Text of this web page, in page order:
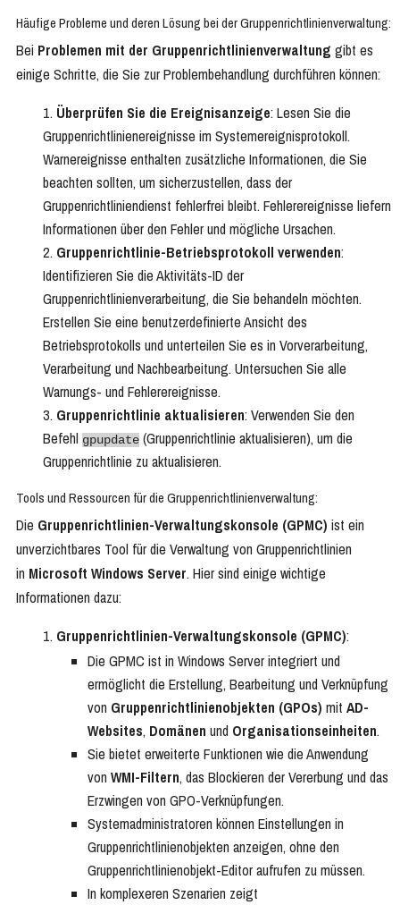
Häufige Probleme und deren Lösung bei der Gruppenrichtlinienverwaltung:
Bei Problemen mit der Gruppenrichtlinienverwaltung gibt es
einige Schritte, die Sie zur Problembehandlung durchführen können:
Überprüfen Sie die Ereignisanzeige: Lesen Sie die
Gruppenrichtlinienereignisse im Systemereignisprotokoll.
Warnereignisse enthalten zusätzliche Informationen, die Sie
beachten sollten, um sicherzustellen, dass der
Gruppenrichtliniendienst fehlerfrei bleibt. Fehlerereignisse liefern
Informationen über den Fehler und mögliche Ursachen.
Gruppenrichtlinie-Betriebsprotokoll verwenden:
Identifizieren Sie die Aktivitäts-ID der
Gruppenrichtlinienverarbeitung, die Sie behandeln möchten.
Erstellen Sie eine benutzerdefinierte Ansicht des
Betriebsprotokolls und unterteilen Sie es in Vorverarbeitung,
Verarbeitung und Nachbearbeitung. Untersuchen Sie alle
Warnungs- und Fehlerereignisse.
Gruppenrichtlinie aktualisieren: Verwenden Sie den
Befehl gpupdate (Gruppenrichtlinie aktualisieren), um die
Gruppenrichtlinie zu aktualisieren.
Tools und Ressourcen für die Gruppenrichtlinienverwaltung:
Die Gruppenrichtlinien-Verwaltungskonsole (GPMC) ist ein
unverzichtbares Tool für die Verwaltung von Gruppenrichtlinien
in Microsoft Windows Server. Hier sind einige wichtige
Informationen dazu:
Gruppenrichtlinien-Verwaltungskonsole (GPMC):
Die GPMC ist in Windows Server integriert und
ermöglicht die Erstellung, Bearbeitung und Verknüpfung
von Gruppenrichtlinienobjekten (GPOs) mit AD-
Websites, Domänen und Organisationseinheiten.
Sie bietet erweiterte Funktionen wie die Anwendung
von WMI-Filtern, das Blockieren der Vererbung und das
Erzwingen von GPO-Verknüpfungen.
Systemadministratoren können Einstellungen in
Gruppenrichtlinienobjekten anzeigen, ohne den
Gruppenrichtlinienobjekt-Editor aufrufen zu müssen.
In komplexeren Szenarien zeigt